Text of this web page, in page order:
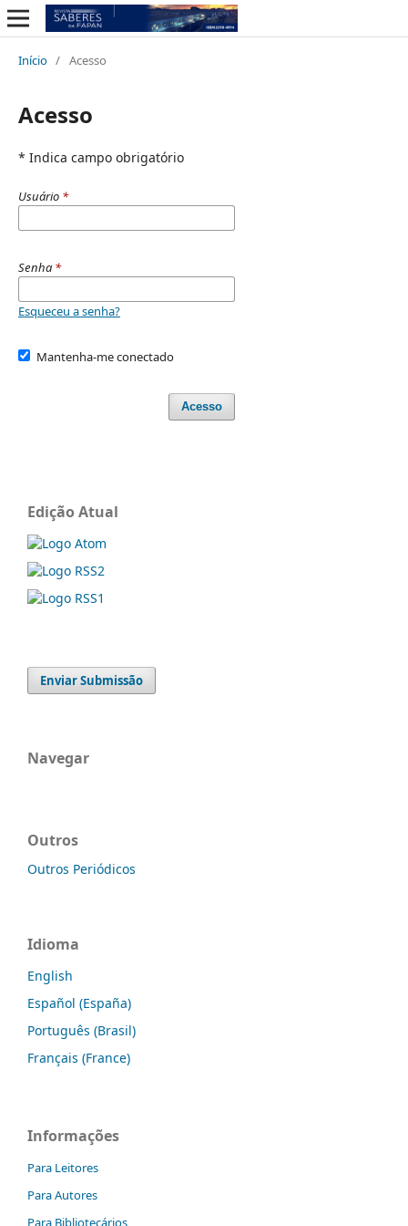
Início / Acesso
Acesso
* Indica campo obrigatório
Usuário *
Senha *
Esqueceu a senha?
Mantenha-me conectado
Acesso
Edição Atual
Enviar Submissão
Navegar
Outros
Outros Periódicos
Idioma
English
Español (España)
Português (Brasil)
Français (France)
Informações
Para Leitores
Para Autores
Para Bibliotecários